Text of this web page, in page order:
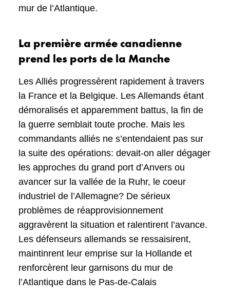
mur de l’Atlantique.
La première armée canadienne
prend les ports de la Manche
Les Alliés progressèrent rapidement à travers
la France et la Belgique. Les Allemands étant
démoralisés et apparemment battus, la fin de
la guerre semblait toute proche. Mais les
commandants alliés ne s’entendaient pas sur
la suite des opérations: devait-on aller dégager
les approches du grand port d’Anvers ou
avancer sur la vallée de la Ruhr, le coeur
industriel de l’Allemagne? De sérieux
problèmes de réapprovisionnement
aggravèrent la situation et ralentirent l’avance.
Les défenseurs allemands se ressaisirent,
maintinrent leur emprise sur la Hollande et
renforcèrent leur garnisons du mur de
l’Atlantique dans le Pas-de-Calais